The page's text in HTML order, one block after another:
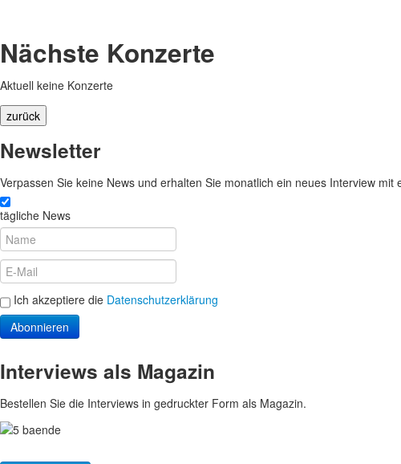
Nächste Konzerte
Aktuell keine Konzerte
Newsletter
Verpassen Sie keine News und erhalten Sie monatlich ein neues Interview mit
tägliche News
Ich akzeptiere die Datenschutzerklärung
Abonnieren
Interviews als Magazin
Bestellen Sie die Interviews in gedruckter Form als Magazin.